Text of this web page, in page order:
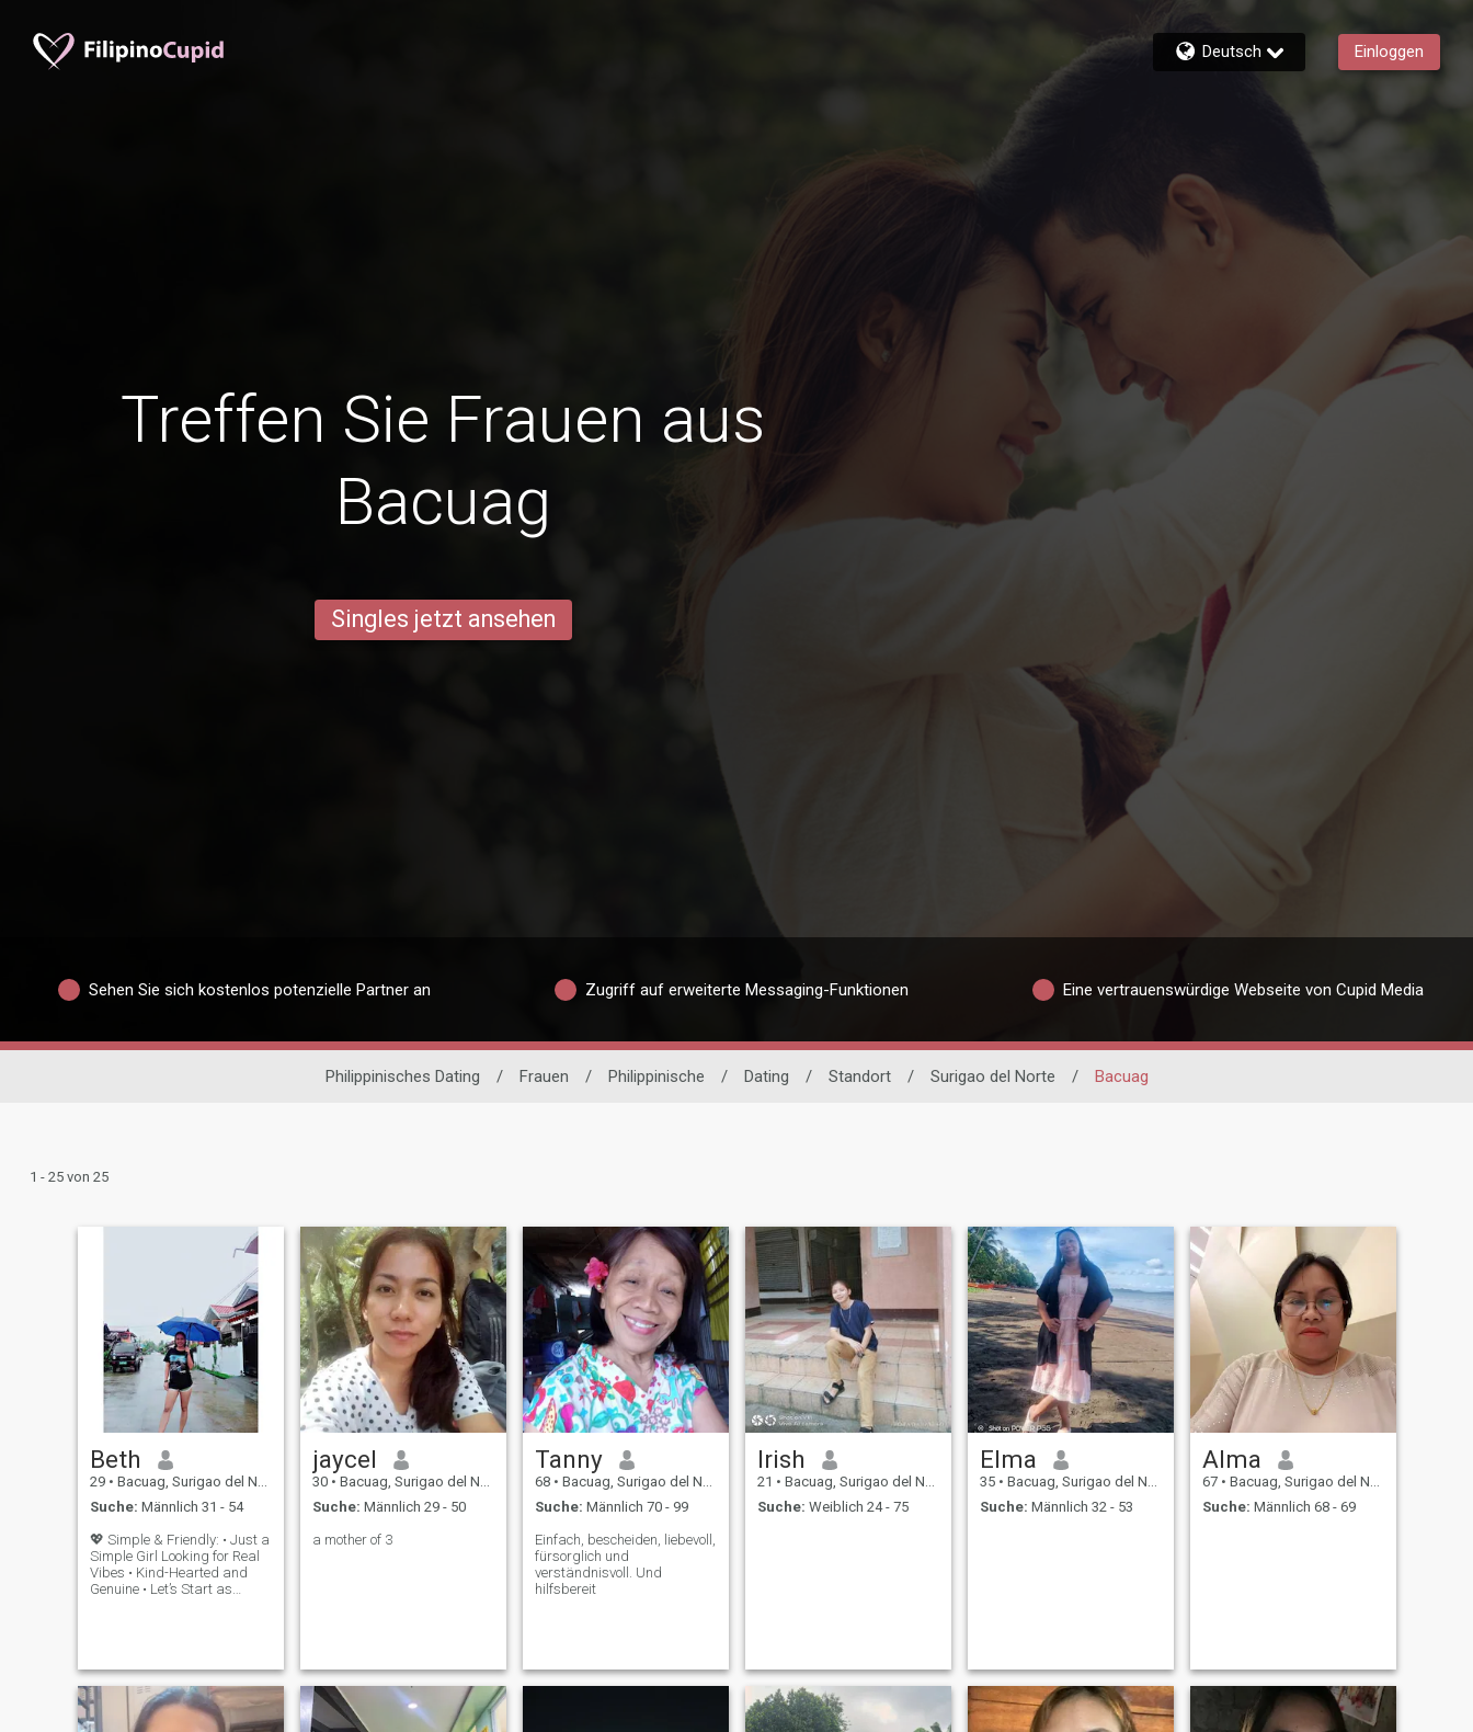
Deutsch Einloggen
Treffen Sie Frauen aus
Bacuag
Singles jetzt ansehen
Sehen Sie sich kostenlos potenzielle Partner an Zugriff auf erweiterte Messaging-Funktionen Eine vertrauenswürdige Webseite von Cupid Media
Philippinisches Dating / Frauen / Philippinische / Dating / Standort / Surigao del Norte / Bacuag
1 - 25 von 25
Beth
29 • Bacuag, Surigao del Norte, Philippinen
Suche: Männlich 31 - 54
💖 Simple & Friendly: • Just a
Simple Girl Looking for Real
Vibes • Kind-Hearted and
Genuine • Let’s Start as
Getting to Know
jaycel
30 • Bacuag, Surigao del Norte, Philippinen
Suche: Männlich 29 - 50
a mother of 3
Tanny
68 • Bacuag, Surigao del Norte, Philippinen
Suche: Männlich 70 - 99
Einfach, bescheiden, liebevoll,
fürsorglich und
verständnisvoll. Und
hilfsbereit
Irish
21 • Bacuag, Surigao del Norte, Philippinen
Suche: Weiblich 24 - 75
Elma
35 • Bacuag, Surigao del Norte, Philippinen
Suche: Männlich 32 - 53
Alma
67 • Bacuag, Surigao del Norte, Philippinen
Suche: Männlich 68 - 69